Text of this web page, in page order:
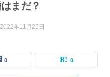
まだ？
2022年11月25日
0 0